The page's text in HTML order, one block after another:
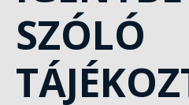
SZÓLÓ